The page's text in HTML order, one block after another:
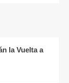
la Vuelta a